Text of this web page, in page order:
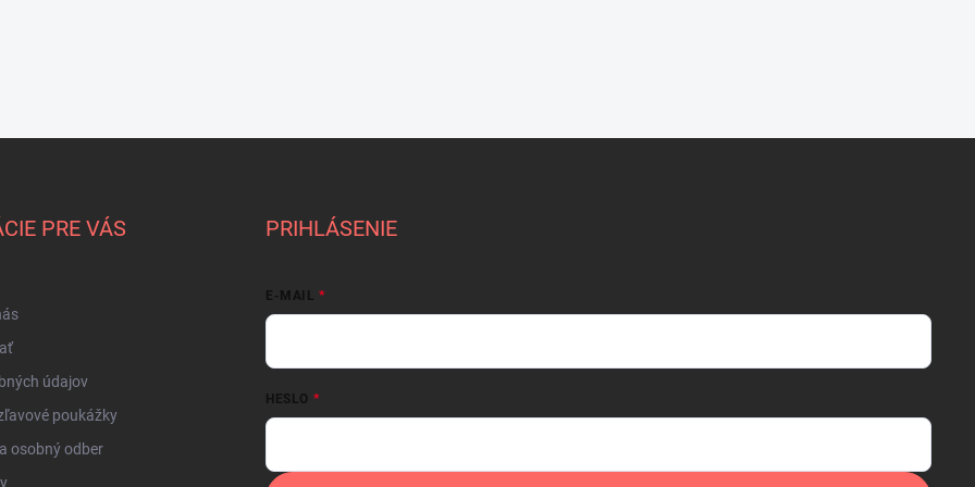
PRE VÁS
údajov
poukážky
osobný odber
PRIHLÁSENIE
E-MAIL
HESLO